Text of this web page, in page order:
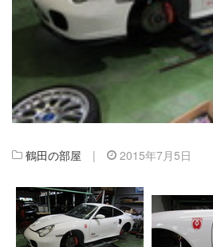
鶴田の部屋 | 2015年7月5日